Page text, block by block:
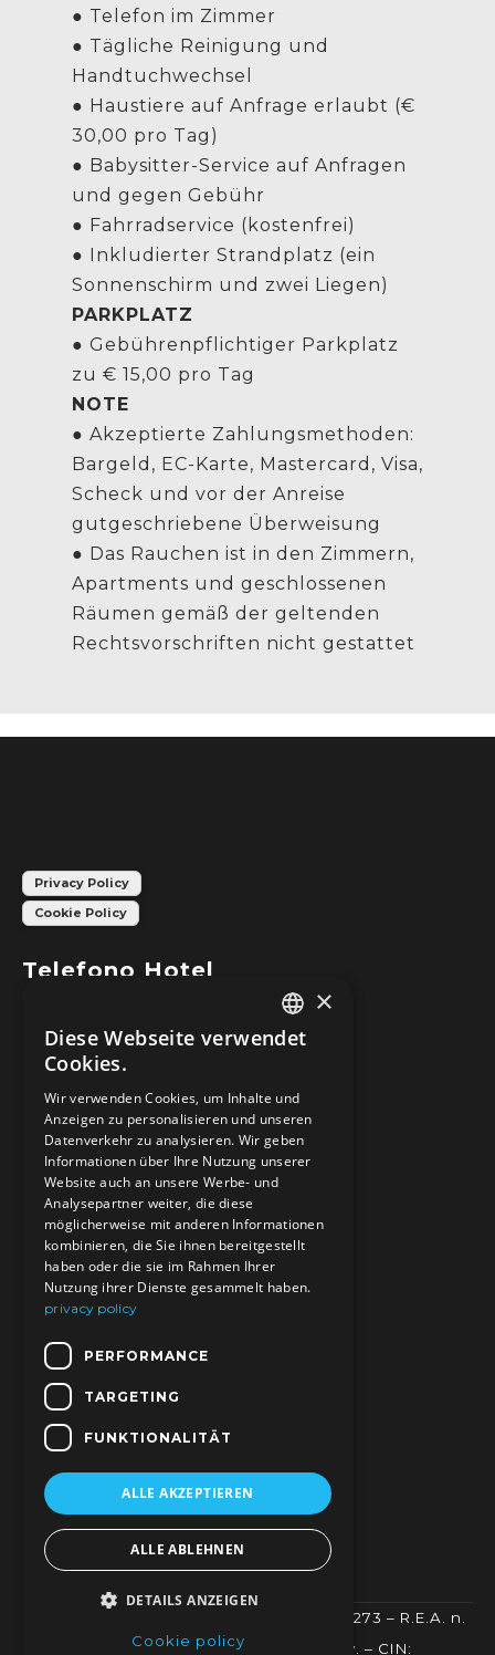
● Telefon im Zimmer
● Tägliche Reinigung und
Handtuchwechsel
● Haustiere auf Anfrage erlaubt (€
30,00 pro Tag)
● Babysitter-Service auf Anfragen
und gegen Gebühr
● Fahrradservice (kostenfrei)
● Inkludierter Strandplatz (ein
Sonnenschirm und zwei Liegen)
PARKPLATZ
● Gebührenpflichtiger Parkplatz
zu € 15,00 pro Tag
NOTE
● Akzeptierte Zahlungsmethoden:
Bargeld, EC-Karte, Mastercard, Visa,
Scheck und vor der Anreise
gutgeschriebene Überweisung
● Das Rauchen ist in den Zimmern,
Apartments und geschlossenen
Räumen gemäß der geltenden
Rechtsvorschriften nicht gestattet
Privacy Policy
Cookie Policy
Telefono Hotel
+39 0421 83839
Telefono Ristorante Stelù
+39 0421 83561
Seguici su
SOCIAL MEDIA CHANNELS
Indirizzo
Piazza Sant'Antonio 6 - 30021 Caorle (VE)
E-mail
info@theonecaorle.com
Caorle Palace srl – p.i./c.f./r.i. 04415500273 – R.E.A. n.
VE 411746 – cap soc. 100.000€ i.v. – CIN:
ITALIAN
GERMAN
ENGLISH
×
Diese Webseite verwendet
Cookies.
Wir verwenden Cookies, um Inhalte und
Anzeigen zu personalisieren und unseren
Datenverkehr zu analysieren. Wir geben
Informationen über Ihre Nutzung unserer
Website auch an unsere Werbe- und
Analysepartner weiter, die diese
möglicherweise mit anderen Informationen
kombinieren, die Sie ihnen bereitgestellt
haben oder die sie im Rahmen Ihrer
Nutzung ihrer Dienste gesammelt haben.
privacy policy
PERFORMANCE
TARGETING
FUNKTIONALITÄT
ALLE AKZEPTIEREN
ALLE ABLEHNEN
DETAILS ANZEIGEN
Cookie policy